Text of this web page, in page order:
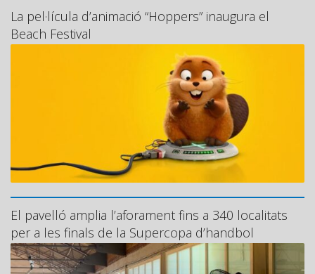
La pel·lícula d’animació “Hoppers” inaugura el
Beach Festival
El pavelló amplia l’aforament fins a 340 localitats
per a les finals de la Supercopa d’handbol